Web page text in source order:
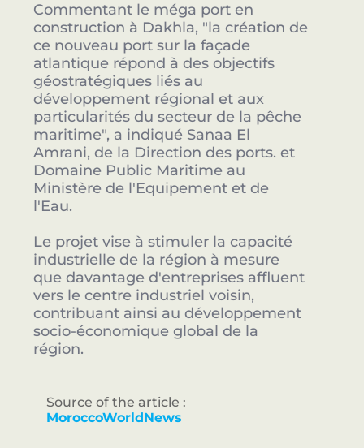
Commentant le méga port en
construction à Dakhla, "la création de
ce nouveau port sur la façade
atlantique répond à des objectifs
géostratégiques liés au
développement régional et aux
particularités du secteur de la pêche
maritime", a indiqué Sanaa El
Amrani, de la Direction des ports. et
Domaine Public Maritime au
Ministère de l'Equipement et de
l'Eau.
Le projet vise à stimuler la capacité
industrielle de la région à mesure
que davantage d'entreprises affluent
vers le centre industriel voisin,
contribuant ainsi au développement
socio-économique global de la
région.
Source of the article :
MoroccoWorldNews